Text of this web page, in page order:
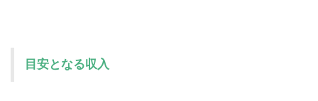
目安となる収入